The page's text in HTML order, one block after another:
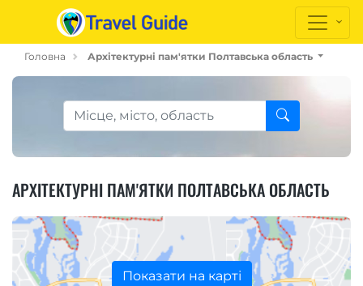
Головна Архітектурні пам'ятки Полтавська область
АРХІТЕКТУРНІ ПАМ'ЯТКИ ПОЛТАВСЬКА ОБЛАСТЬ
Показати на карті